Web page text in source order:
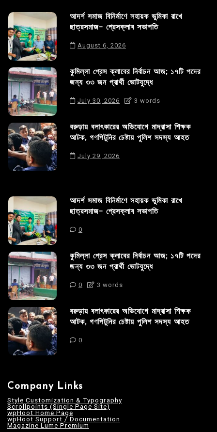
আদর্শ সমাজ বিনির্মাণে সহায়ক ভুমিকা রাখে
ছাত্রসমাজ- প্রেসক্লাব সভাপতি
August 6, 2026
কুমিল্লা প্রেস ক্লাবের নির্বাচন আজ; ১৭টি পদের
জন্য ৩৩ জন প্রার্থী ভোটযুদ্ধে
July 30, 2026 3 words
বরুড়ায় বলাৎকারের অভিযোগে মাদ্রাসা শিক্ষক
আটক, গণপিটুনির চেষ্টায় পুলিশ সদস্য আহত
July 29, 2026
আদর্শ সমাজ বিনির্মাণে সহায়ক ভুমিকা রাখে
ছাত্রসমাজ- প্রেসক্লাব সভাপতি
0
কুমিল্লা প্রেস ক্লাবের নির্বাচন আজ; ১৭টি পদের
জন্য ৩৩ জন প্রার্থী ভোটযুদ্ধে
0 3 words
বরুড়ায় বলাৎকারের অভিযোগে মাদ্রাসা শিক্ষক
আটক, গণপিটুনির চেষ্টায় পুলিশ সদস্য আহত
0
Company Links
Style Customization & Typography
Scrollpoints (Single Page Site)
wpHoot Home Page
wpHoot Support / Documentation
Magazine Lume Premium